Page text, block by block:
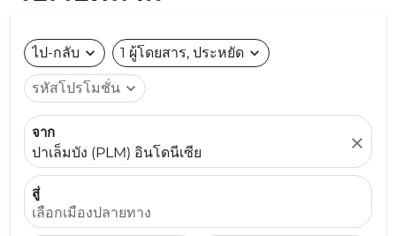
ไป-กลับ expand_more 1 ผู้โดยสาร, ประหยัด expand_more
รหัสโปรโมชั่น expand_more
จาก
ปาเล็มบัง (PLM) อินโดนีเซีย
close
สู่
เลือกเมืองปลายทาง